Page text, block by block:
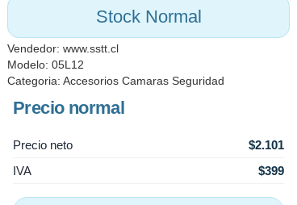
Stock Normal
Vendedor: www.sstt.cl
Modelo: 05L12
Categoria: Accesorios Camaras Seguridad
Precio normal
Precio neto
$2.101
IVA
$399